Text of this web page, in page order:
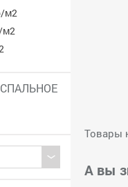
м2
м2
СПАЛЬНОЕ
Товары
А вы